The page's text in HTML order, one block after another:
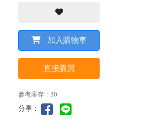
加入購物車
直接購買
參考庫存：30
分享：